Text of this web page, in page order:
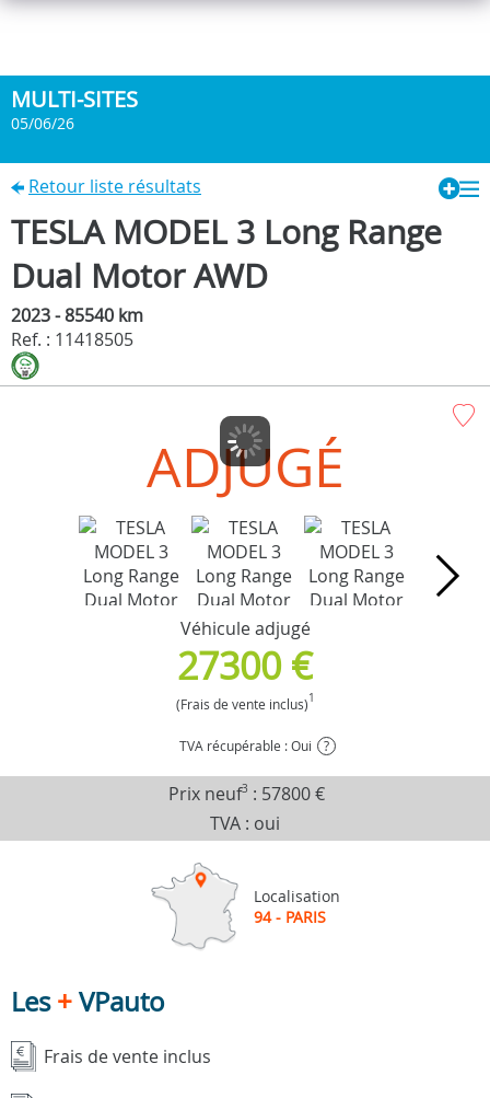
MULTI-SITES
05/06/26
Retour liste résultats
TESLA MODEL 3 Long Range
Dual Motor AWD
2023 - 85540 km
Ref. : 11418505
ADJUGÉ
Véhicule adjugé
27300 €
(Frais de vente inclus)1
TVA récupérable : Oui ?
Prix neuf3 : 57800 €
TVA : oui
Localisation
94 - PARIS
Les+VPauto
Frais de vente inclus